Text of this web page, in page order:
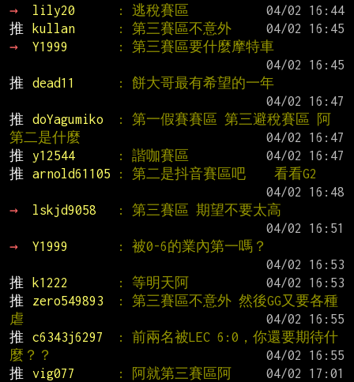
→
lily20 : 逃稅賽區
推
kullan : 第三賽區不意外
→
Y1999
: 第三賽區要什麼摩特車
推
dead11
: 餅大哥最有希望的一年
推
doYagumiko
: 第一假賽賽區 第三避稅賽區 阿
第二是什麼
推
y12544 : 諧咖賽區
推
arnold61105
: 第二是抖音賽區吧    看看G2
→
lskjd9058
: 第三賽區 期望不要太高
→
Y1999
: 被0-6的業內第一嗎？
推
k1222 : 等明天阿
推
zero549893
: 第三賽區不意外 然後GG又要各種
虐
推
c6343j6297
: 前兩名被LEC 6:0，你還要期待什
麼？？
推
vig077 : 阿就第三賽區阿